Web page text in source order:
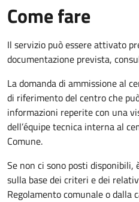
Come fare
Il servizio può essere attivato
documentazione prevista,
La domanda di ammissione al
di riferimento del centro che
informazioni reperite con una
dell’équipe tecnica interna al
Comune.
Se non ci sono posti
sulla base dei criteri e dei
Regolamento comunale o dalla